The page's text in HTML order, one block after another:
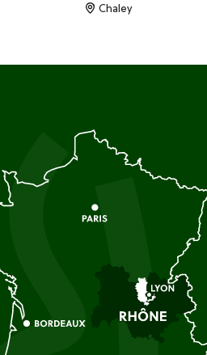
Chaley